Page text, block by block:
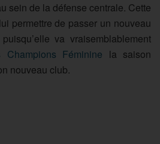
sein de la défense centrale. Cette
permettre de passer un nouveau
va vraisemblablement
Champions Féminine la saison
nouveau club.